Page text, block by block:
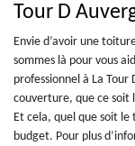
Tour D
Envie d’avoir une
sommes là pour vous
professionnel à La Tour
couverture, que ce soit
Et cela, quel que soit
budget. Pour plus